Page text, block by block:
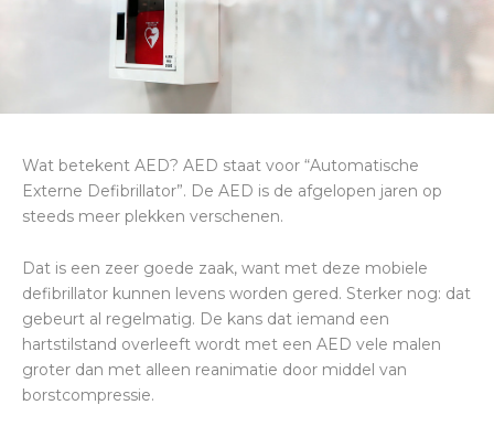
Wat betekent AED? AED staat voor “Automatische
Externe Defibrillator”. De AED is de afgelopen jaren op
steeds meer plekken verschenen.
Dat is een zeer goede zaak, want met deze mobiele
defibrillator kunnen levens worden gered. Sterker nog: dat
gebeurt al regelmatig. De kans dat iemand een
hartstilstand overleeft wordt met een AED vele malen
groter dan met alleen reanimatie door middel van
borstcompressie.